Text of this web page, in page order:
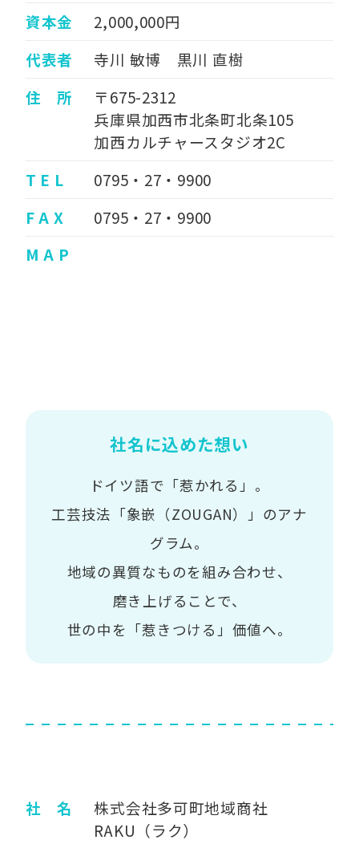
資本金
2,000,000円
代表者
寺川 敏博 黒川 直樹
住 所
〒675-2312
兵庫県加西市北条町北条105
加西カルチャースタジオ2C
T E L
0795・27・9900
F A X
0795・27・9900
M A P
社名に込めた想い
ドイツ語で「惹かれる」。
工芸技法「象嵌（ZOUGAN）」のアナ
グラム。
地域の異質なものを組み合わせ、
磨き上げることで、
世の中を「惹きつける」価値へ。
社 名
株式会社多可町地域商社
RAKU（ラク）